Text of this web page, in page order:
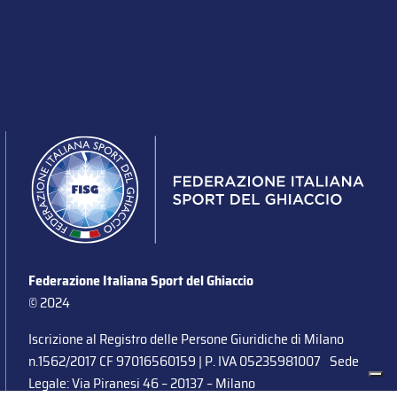
Federazione Italiana Sport del Ghiaccio
© 2024
Iscrizione al Registro delle Persone Giuridiche di Milano
n.1562/2017 CF 97016560159 | P. IVA 05235981007 Sede
Legale: Via Piranesi 46 – 20137 – Milano